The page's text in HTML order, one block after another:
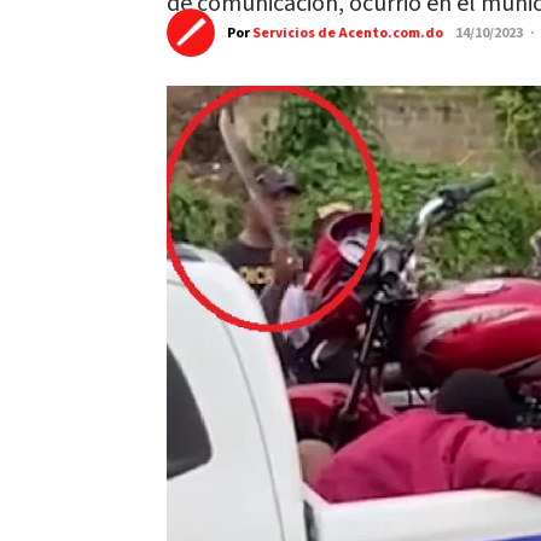
PorServicios de Acento.com.do 14/10/2023 ·